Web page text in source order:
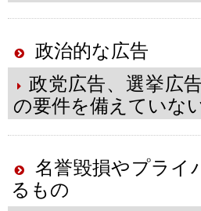
政治的な広告
政党広告、選挙広
の要件を備えていな
名誉毀損やプライ
るもの